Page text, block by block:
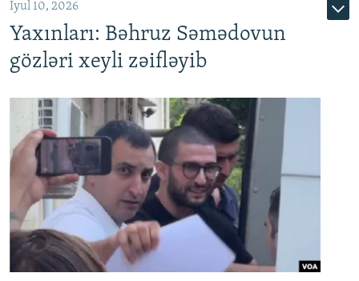
İyul 10, 2026
Yaxınları: Bəhruz Səmədovun
gözləri xeyli zəifləyib